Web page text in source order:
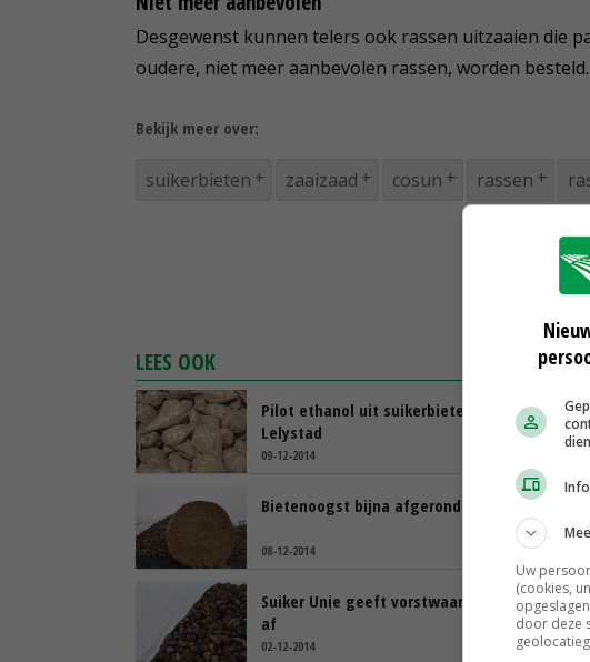
Desgewenst kunnen telers ook rassen uitzaaien die
oudere, niet meer aanbevolen rassen, worden besteld.
Bekijk meer over:
suikerbieten zaaizaad cosun rassen
LEES OOK
Pilot ethanol uit suikerbieten in
Lelystad
09-12-2014
Bietenoogst bijna afgerond
08-12-2014
Suiker Unie geeft vorstwaarschuwing
af
02-12-2014
Uw
(cookies,
door deze